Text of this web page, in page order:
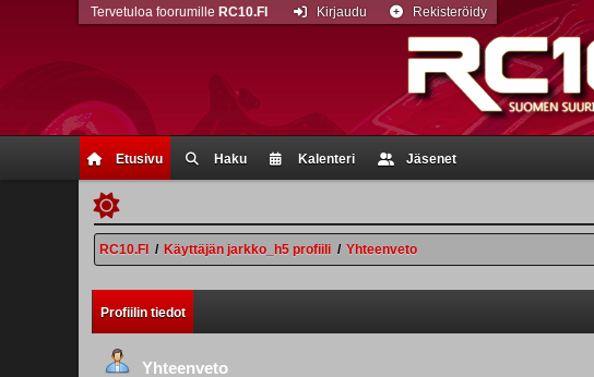
Etusivu Haku Kalenteri Jäsenet
Tervetuloa foorumille RC10.FI Kirjaudu Rekisteröidy
RC10.FI / Käyttäjän jarkko_h5 profiili / Yhteenveto
Profiilin tiedot
Yhteenveto